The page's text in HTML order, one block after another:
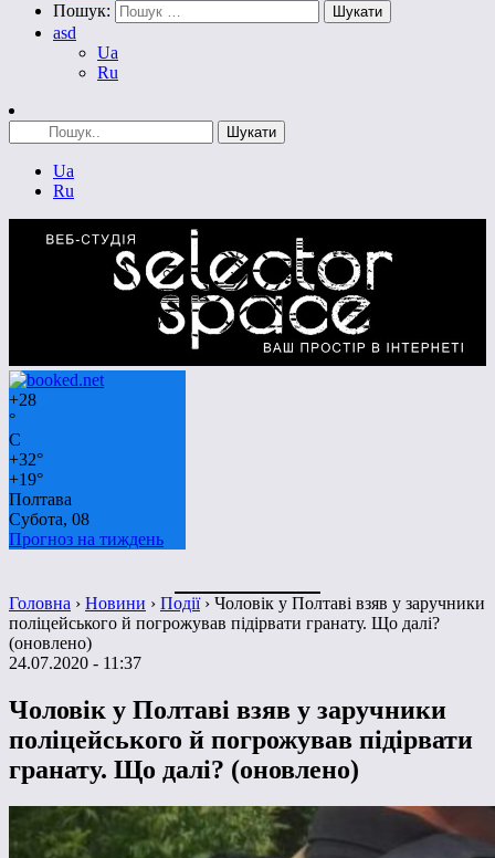
Пошук:
asd
Ua
Ru
Ua
Ru
+28
°
C
+32°
+19°
Полтава
Субота, 08
Прогноз на тиждень
Головна › Новини › Події› Чоловік у Полтаві взяв у заручники
поліцейського й погрожував підірвати гранату. Що далі?
(оновлено)
24.07.2020 - 11:37
Чоловік у Полтаві взяв у заручники
поліцейського й погрожував підірвати
гранату. Що далі? (оновлено)